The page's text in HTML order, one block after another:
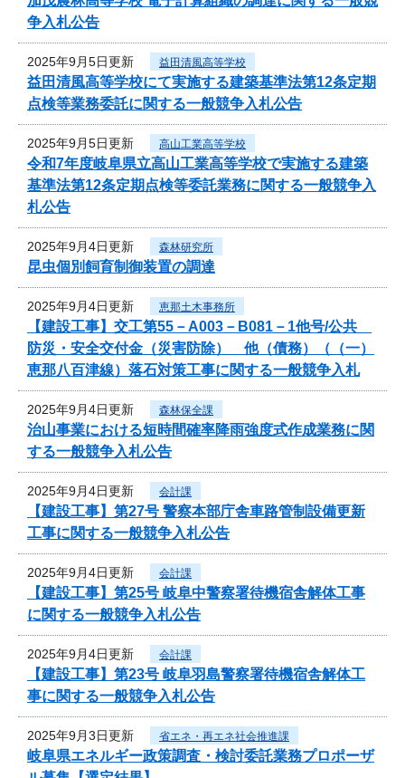
争入札公告
2025年9月5日更新 益田清風高等学校
益田清風高等学校にて実施する建築基準法第12条定期
点検等業務委託に関する一般競争入札公告
2025年9月5日更新 高山工業高等学校
令和7年度岐阜県立高山工業高等学校で実施する建築
基準法第12条定期点検等委託業務に関する一般競争入
札公告
2025年9月4日更新 森林研究所
昆虫個別飼育制御装置の調達
2025年9月4日更新 恵那土木事務所
【建設工事】交工第55－A003－B081－1他号/公共
防災・安全交付金（災害防除） 他（債務）（（一）
恵那八百津線）落石対策工事に関する一般競争入札
2025年9月4日更新 森林保全課
治山事業における短時間確率降雨強度式作成業務に関
する一般競争入札公告
2025年9月4日更新 会計課
【建設工事】第27号 警察本部庁舎車路管制設備更新
工事に関する一般競争入札公告
2025年9月4日更新 会計課
【建設工事】第25号 岐阜中警察署待機宿舎解体工事
に関する一般競争入札公告
2025年9月4日更新 会計課
【建設工事】第23号 岐阜羽島警察署待機宿舎解体工
事に関する一般競争入札公告
2025年9月3日更新 省エネ・再エネ社会推進課
岐阜県エネルギー政策調査・検討委託業務プロポーザ